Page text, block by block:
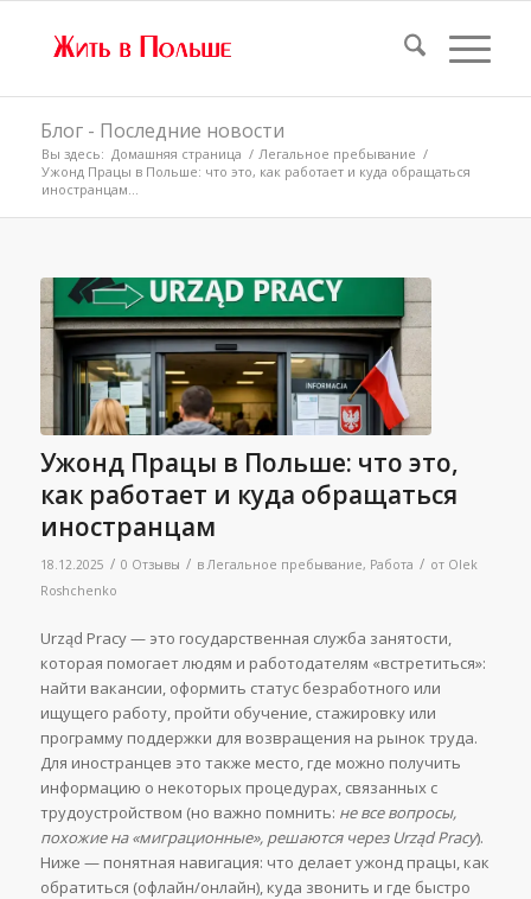
Блог - Последние новости
Вы здесь: Домашняя страница / Легальное пребывание /
Ужонд Працы в Польше: что это, как работает и куда обращаться
иностранцам...
Ужонд Працы в Польше: что это,
как работает и куда обращаться
иностранцам
18.12.2025 / 0 Отзывы / в Легальное пребывание, Работа / от Olek
Roshchenko
Urząd Pracy — это государственная служба занятости,
которая помогает людям и работодателям «встретиться»:
найти вакансии, оформить статус безработного или
ищущего работу, пройти обучение, стажировку или
программу поддержки для возвращения на рынок труда.
Для иностранцев это также место, где можно получить
информацию о некоторых процедурах, связанных с
трудоустройством (но важно помнить: не все вопросы,
похожие на «миграционные», решаются через Urząd Pracy).
Ниже — понятная навигация: что делает ужонд працы, как
обратиться (офлайн/онлайн), куда звонить и где быстро